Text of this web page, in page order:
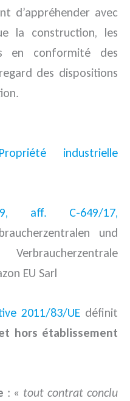
d’appréhender avec
la construction, les
en conformité des
des dispositions
Propriété industrielle
aff. C-649/17,
und
EU Sarl
2011/83/UEdéfinit
hors établissement
: « tout contrat conclu